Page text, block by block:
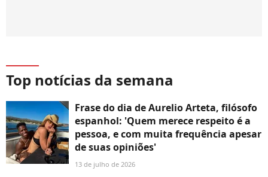
Top notícias da semana
Frase do dia de Aurelio Arteta, filósofo
espanhol: 'Quem merece respeito é a
pessoa, e com muita frequência apesar
de suas opiniões'
13 de julho de 2026